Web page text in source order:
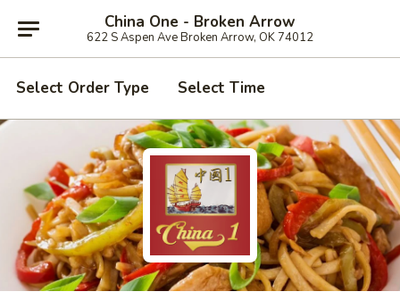
China One - Broken Arrow
622 S Aspen Ave Broken Arrow, OK 74012
Select Order Type Select Time